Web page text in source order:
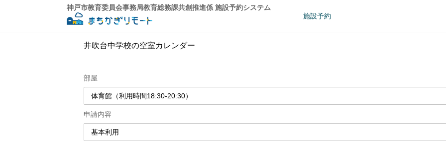
神戸市教育委員会事務局教育総務課共創推進係 施設予約システム
施設予約
井吹台中学校の空室カレンダー
部屋
申請内容